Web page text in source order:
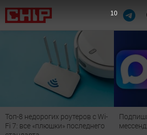
Подпишись на наш канал в
мессенджере МАХ
лучшие
8